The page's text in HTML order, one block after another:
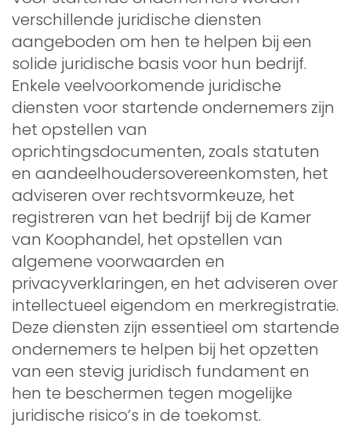
verschillende juridische diensten
aangeboden om hen te helpen bij een
solide juridische basis voor hun bedrijf.
Enkele veelvoorkomende juridische
diensten voor startende ondernemers zijn
het opstellen van
oprichtingsdocumenten, zoals statuten
en aandeelhoudersovereenkomsten, het
adviseren over rechtsvormkeuze, het
registreren van het bedrijf bij de Kamer
van Koophandel, het opstellen van
algemene voorwaarden en
privacyverklaringen, en het adviseren over
intellectueel eigendom en merkregistratie.
Deze diensten zijn essentieel om startende
ondernemers te helpen bij het opzetten
van een stevig juridisch fundament en
hen te beschermen tegen mogelijke
juridische risico’s in de toekomst.